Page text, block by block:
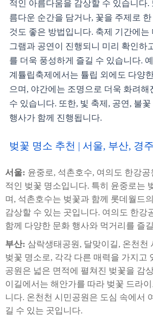
적인 아름다움을 감상할 수 있습니다.
름다운 순간을 담거나, 꽃을 주제로
것도 좋은 방법입니다. 축제 기간에는
그램과 공연이 진행되니 미리 확인하
를 더욱 풍성하게 즐길 수 있습니다.
계튤립축제에서는 튤립 외에도 다양
으며, 야간에는 조명으로 더욱 화려해
수 있습니다. 또한, 빛 축제, 공연, 불
행사가 함께 진행됩니다.
벚꽃 명소 추천 | 서울, 부산, 경
서울: 윤중로, 석촌호수, 여의도 한강
적인 벚꽃 명소입니다. 특히 윤중로는
며, 석촌호수는 벚꽃과 함께 롯데월드
감상할 수 있는 곳입니다. 여의도 한강
함께 다양한 문화 행사와 먹거리를 즐
부산: 삼락생태공원, 달맞이길, 온천천
벚꽃 명소로, 각각 다른 매력을 가지고
공원은 넓은 면적에 펼쳐진 벚꽃을 감
이길에서는 해안가를 따라 벚꽃 드라
니다. 온천천 시민공원은 도심 속에서
길 수 있는 곳입니다.